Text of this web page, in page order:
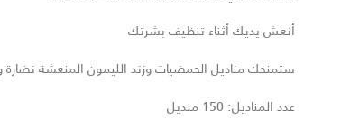
أنعش يديك أثناء تنظيف بشرتك
ستمنحك مناديل الحمضيات وزند الليمون المنعشة
عدد المناديل: 150 منديل